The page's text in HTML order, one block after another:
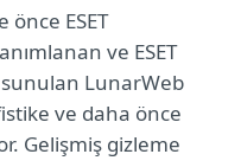
ESET
ve ESET
LunarWeb
ve daha önce
Gelişmiş gizleme